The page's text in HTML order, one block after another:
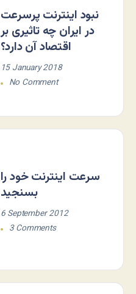
نبود اینترنت پرسرعت
در ایران چه تاثیری بر
اقتصاد آن دارد؟
15 January 2018
No Comment
سرعت اینترنت خود را
بسنجید
6 September 2012
3 Comments